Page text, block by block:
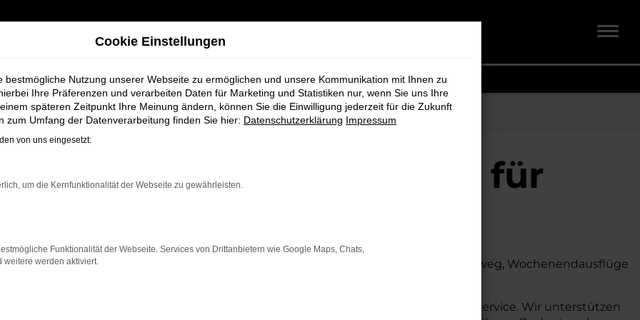
bei Schmidt + Koch für
ein zuverlässiges und modernes Fahrzeug suchen. Ob für den täglichen Arbeitsweg, Wochenendausflüge
und modernes Design, das sowohl in der Stadt als auch auf dem Land glänzt.
einer breiten Auswahl an VW Fahrzeugen auch umfassende Beratung und Service. Wir unterstützen
Cookie Einstellungen
bestmögliche Nutzung unserer Webseite zu ermöglichen und unsere Kommunikation mit Ihnen zu
Ihre Präferenzen und verarbeiten Daten für Marketing und Statistiken nur, wenn Sie uns Ihre
späteren Zeitpunkt Ihre Meinung ändern, können Sie die Einwilligung jederzeit für die Zukunft
zum Umfang der Datenverarbeitung finden Sie hier: Datenschutzerklärung Impressum
von uns eingesetzt:
um die Kernfunktionalität der Webseite zu gewährleisten.
Funktionalität der Webseite. Services von Drittanbietern wie Google Maps, Chats,
weitere werden aktiviert.